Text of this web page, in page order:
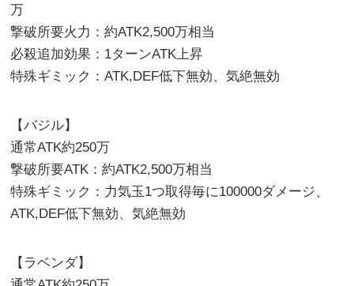
万
撃破所要火力：約ATK2,500万相当
必殺追加効果：1ターンATK上昇
特殊ギミック：ATK,DEF低下無効、気絶無効
【バジル】
通常ATK約250万
撃破所要ATK：約ATK2,500万相当
特殊ギミック：力気玉1つ取得毎に100000ダメージ、
ATK,DEF低下無効、気絶無効
【ラベンダ】